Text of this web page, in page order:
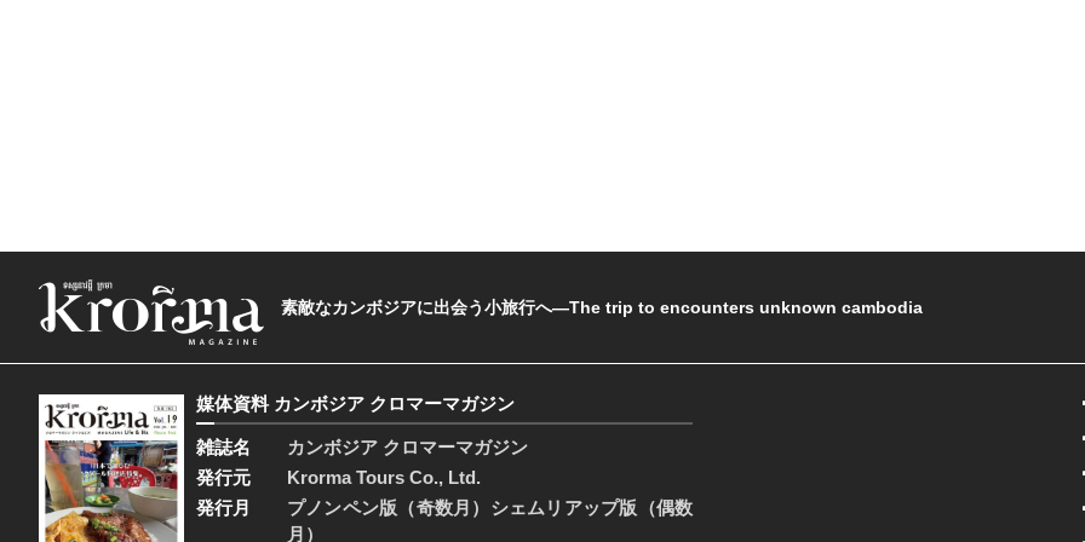
素敵なカンボジアに出会う小旅行へ―The trip to encounters unknown cambodia
媒体資料 カンボジア クロマーマガジン
雑誌名
カンボジア クロマーマガジン
発行元
Krorma Tours Co., Ltd.
発行月
プノンペン版（奇数月）シェムリアップ版（偶数
月）